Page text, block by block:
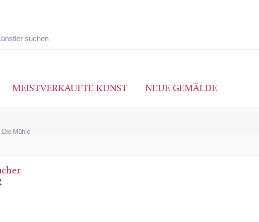
MEISTVERKAUFTE KUNST NEUE GEMÄLDE
Die Mühle